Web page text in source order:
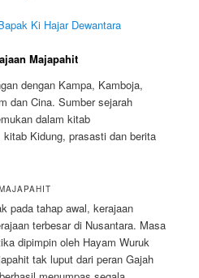
Ki Hajar Dewantara
Majapahit
dengan Kampa, Kamboja,
dan Cina. Sumber sejarah
dalam kitab
Kidung, prasasti dan berita
pada tahap awal, kerajaan
terbesar di Nusantara. Masa
dipimpin oleh Hayam Wuruk
tak luput dari peran Gajah